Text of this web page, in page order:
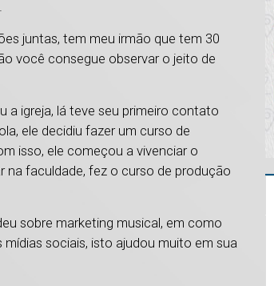
juntas, tem meu irmão que tem 30
você consegue observar o jeito de
a igreja, lá teve seu primeiro contato
ele decidiu fazer um curso de
isso, ele começou a vivenciar o
na faculdade, fez o curso de produção
sobre marketing musical, em como
sociais, isto ajudou muito em sua